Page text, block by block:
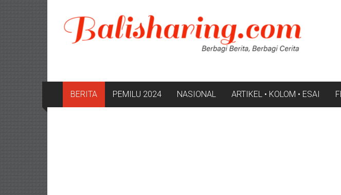
konten
BERITA PEMILU 2024 NASIONAL ARTIKEL • KOLOM • ESAI